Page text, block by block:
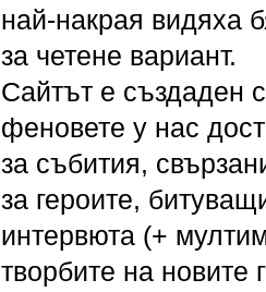
най-накрая видяха
за четене вариант.
Сайтът е създаден
феновете у нас
за събития,
за героите,
интервюта (+
творбите на новите